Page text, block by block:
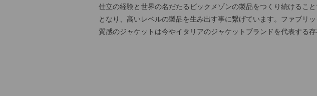
仕立の経験と世界の名だたるビックメゾンの製品をつくり続けるこ
となり、高いレベルの製品を生み出す事に繋げています。ファブリ
質感のジャケットは今やイタリアのジャケットブランドを代表する存